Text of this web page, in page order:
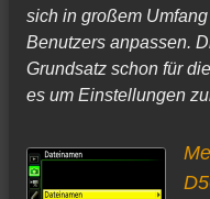
sich in großem
Benutzers anpassen.
Grundsatz schon für
es um Einstellungen